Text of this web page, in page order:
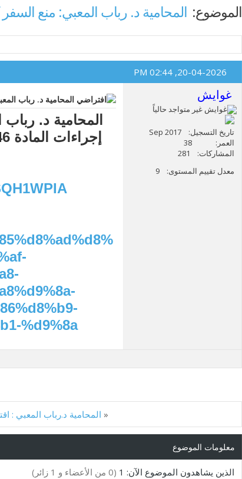
الموضوع: المحامية د. رباب المعبي: منع
20-04-2026,
02:44 PM
غوايش
تاريخ التسجيل
Sep 2017
العمر
38
المشاركات
281
معدل تقييم المستوى
9
المحامية د. رباب
المحامية د.
إجراءات المادة 46، لكن التحديثات الجديدة جاءت بضوابط أكثر مرونة
%d9%8a/
« المحامية د.رباب المعبي :
معلومات الموضوع
الذين يشاهدون الموضوع الآن: 1 (0 من الأعضاء و 1 زائر)